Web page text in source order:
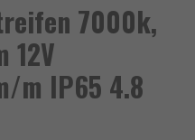
7000k,
12V
m IP65 4.8